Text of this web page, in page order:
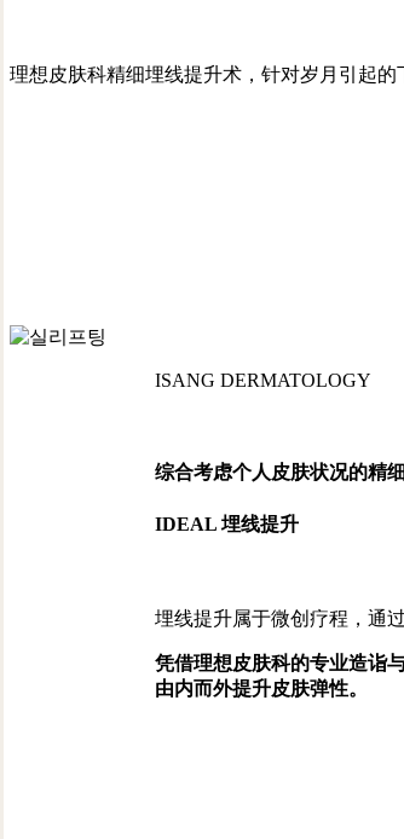
理想皮肤科精细埋线提升术，针对岁月引起
ISANG DERMATOLOGY
综合考虑个人皮肤状况的精
IDEAL 埋线提升
埋线提升属于微创疗程，通
凭借理想皮肤科的专业造诣
由内而外提升皮肤弹性。